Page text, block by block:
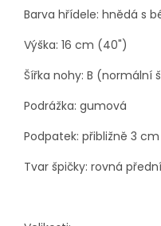
Barva hřídele: hnědá s
Výška: 16 cm (40")
Šířka nohy: B (normální
Podrážka: gumová
Podpatek: přibližně 3 cm
Tvar špičky: rovná